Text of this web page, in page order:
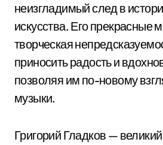
неизгладимый след в
искусства. Его прекрасные
творческая
приносить радость и
позволяя им по-новому
музыки.
Григорий Гладков —